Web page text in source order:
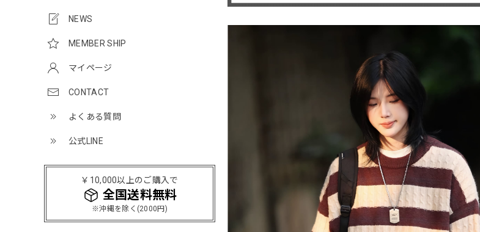
NEWS
MEMBER SHIP
マイページ
CONTACT
よくある質問
公式LINE
￥10,000以上のご購入で
全国送料無料
※沖縄を除く(2000円)